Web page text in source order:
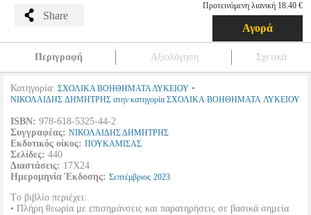
Share
Προτεινόμενη λιανική 18.40 €
Αγορά
Περιγραφή Αξιολόγηση Σχετικά
Κατηγορία: ΣΧΟΛΙΚΑ ΒΟΗΘΗΜΑΤΑ ΛΥΚΕΙΟΥ •
ΝΙΚΟΛΑΙΔΗΣ ΔΗΜΗΤΡΗΣ στην κατηγορία ΣΧΟΛΙΚΑ ΒΟΗΘΗΜΑΤΑ ΛΥΚΕΙΟΥ
ISBN: 978-618-5325-44-2
Συγγραφέας: ΝΙΚΟΛΑΙΔΗΣ ΔΗΜΗΤΡΗΣ
Εκδοτικός οίκος: ΠΟΥΚΑΜΙΣΑΣ
Σελίδες: 440
Διαστάσεις: 17Χ24
Ημερομηνία Έκδοσης: Σεπτέμβριος 2023
Tο βιβλίο περιέχει:
• Πλήρη θεωρία με επισημάνσεις και παρατηρήσεις σε βασικά σημεία